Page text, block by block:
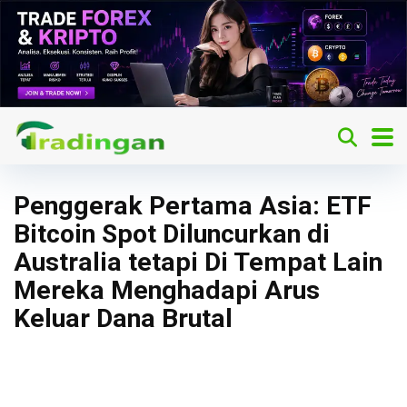
Penggerak Pertama Asia: ETF
Bitcoin Spot Diluncurkan di
Australia tetapi Di Tempat Lain
Mereka Menghadapi Arus
Keluar Dana Brutal